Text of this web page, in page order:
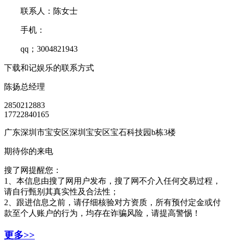
联系人：陈女士
手机：
qq；3004821943
下载和记娱乐的联系方式
陈扬总经理
2850212883
17722840165
广东深圳市宝安区深圳宝安区宝石科技园b栋3楼
期待你的来电
搜了网提醒您：
1、本信息由搜了网用户发布，搜了网不介入任何交易过程，
请自行甄别其真实性及合法性；
2、跟进信息之前，请仔细核验对方资质，所有预付定金或付
款至个人账户的行为，均存在诈骗风险，请提高警惕！
更多>>